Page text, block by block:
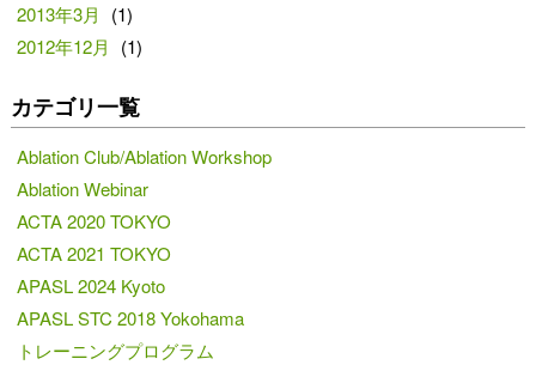
2013年3月
(1)
2012年12月
(1)
カテゴリ一覧
Ablation Club/Ablation Workshop
Ablation Webinar
ACTA 2020 TOKYO
ACTA 2021 TOKYO
APASL 2024 Kyoto
APASL STC 2018 Yokohama
トレーニングプログラム